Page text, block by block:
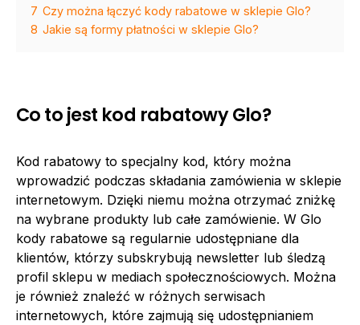
7 Czy można łączyć kody rabatowe w sklepie Glo?
8 Jakie są formy płatności w sklepie Glo?
Co to jest kod rabatowy Glo?
Kod rabatowy to specjalny kod, który można
wprowadzić podczas składania zamówienia w sklepie
internetowym. Dzięki niemu można otrzymać zniżkę
na wybrane produkty lub całe zamówienie. W Glo
kody rabatowe są regularnie udostępniane dla
klientów, którzy subskrybują newsletter lub śledzą
profil sklepu w mediach społecznościowych. Można
je również znaleźć w różnych serwisach
internetowych, które zajmują się udostępnianiem